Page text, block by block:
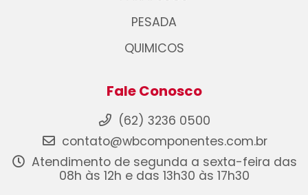
PESADA
QUIMICOS
Fale Conosco
(62) 3236 0500
contato@wbcomponentes.com.br
Atendimento de segunda a sexta-feira das
08h às 12h e das 13h30 às 17h30